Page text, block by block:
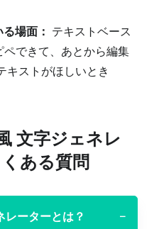
場面： テキストベース
できて、あとから編集
キストがほしいとき
文字ジェネレ
ある質問
ーターとは？ −